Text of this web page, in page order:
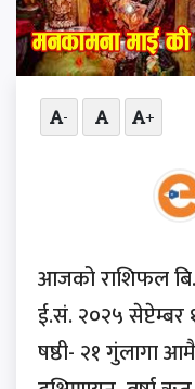
- +
आजको राशिफल
ई.सं. २०२५
षष्ठी- २१ गुंलागा